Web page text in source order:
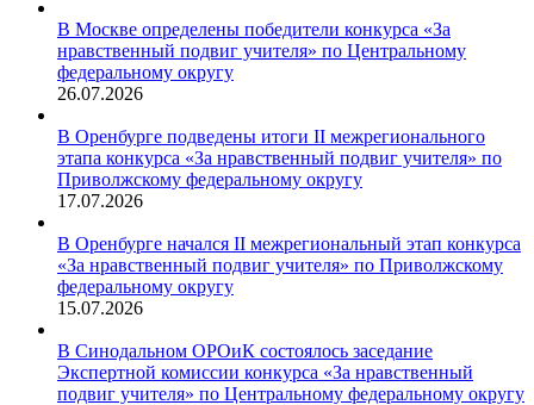
В Москве определены победители конкурса «За
нравственный подвиг учителя» по Центральному
федеральному округу
26.07.2026
В Оренбурге подведены итоги II межрегионального
этапа конкурса «За нравственный подвиг учителя» по
Приволжскому федеральному округу
17.07.2026
В Оренбурге начался II межрегиональный этап конкурса
«За нравственный подвиг учителя» по Приволжскому
федеральному округу
15.07.2026
В Синодальном ОРОиК состоялось заседание
Экспертной комиссии конкурса «За нравственный
подвиг учителя» по Центральному федеральному округу